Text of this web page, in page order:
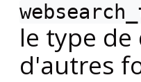
le type de
d'autres